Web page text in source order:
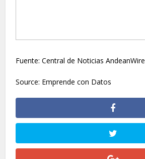
Fuente: Central de Noticias AndeanWire
Source: Emprende con Datos